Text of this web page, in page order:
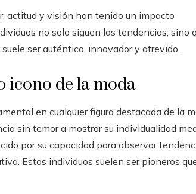
actitud y visión han tenido un impacto
no solo siguen las tendencias, sino
ser auténtico, innovador y atrevido.
icono de la moda
en cualquier figura destacada de la
sin temor a mostrar su individualidad
por su capacidad para observar
Estos individuos suelen ser pioneros